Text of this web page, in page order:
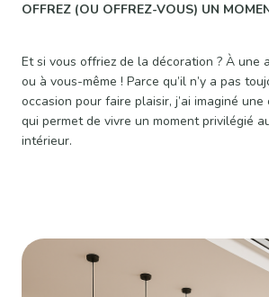
OFFREZ (OU OFFREZ-VOUS) UN
Et si vous offriez de la décoration ? À une
ou à vous-même ! Parce qu’il n’y a pas
occasion pour faire plaisir, j’ai imaginé
qui permet de vivre un moment privilégié
intérieur.